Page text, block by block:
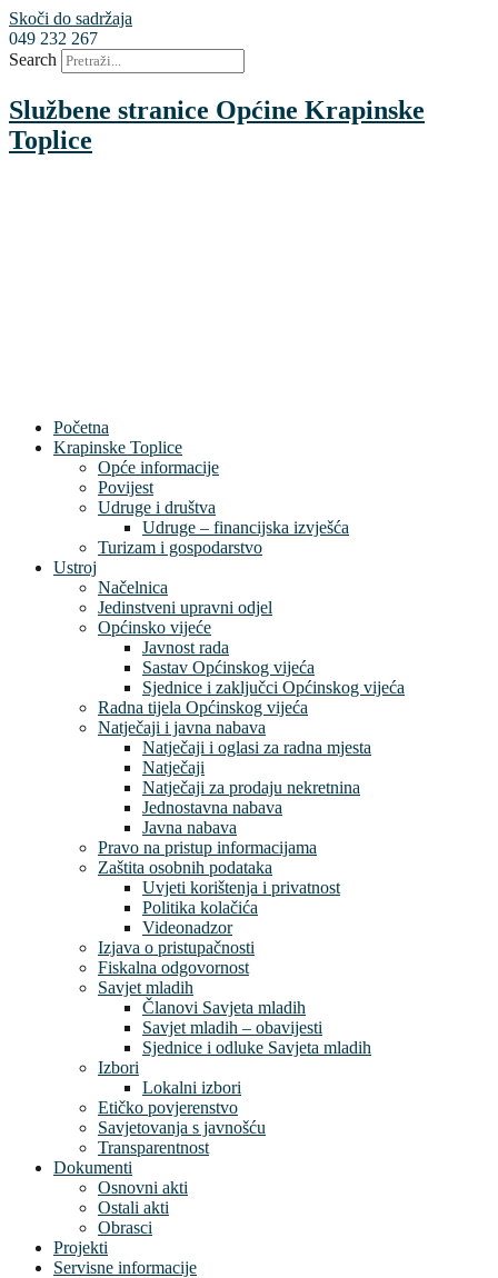
Skoči do sadržaja
049 232 267
Search
Službene stranice Općine Krapinske
Toplice
Početna
Krapinske Toplice
Opće informacije
Povijest
Udruge i društva
Udruge – financijska izvješća
Turizam i gospodarstvo
Ustroj
Načelnica
Jedinstveni upravni odjel
Općinsko vijeće
Javnost rada
Sastav Općinskog vijeća
Sjednice i zaključci Općinskog vijeća
Radna tijela Općinskog vijeća
Natječaji i javna nabava
Natječaji i oglasi za radna mjesta
Natječaji
Natječaji za prodaju nekretnina
Jednostavna nabava
Javna nabava
Pravo na pristup informacijama
Zaštita osobnih podataka
Uvjeti korištenja i privatnost
Politika kolačića
Videonadzor
Izjava o pristupačnosti
Fiskalna odgovornost
Savjet mladih
Članovi Savjeta mladih
Savjet mladih – obavijesti
Sjednice i odluke Savjeta mladih
Izbori
Lokalni izbori
Etičko povjerenstvo
Savjetovanja s javnošću
Transparentnost
Dokumenti
Osnovni akti
Ostali akti
Obrasci
Projekti
Servisne informacije